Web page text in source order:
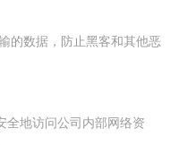
的数据，防止黑客和其他恶
全地访问公司内部网络资